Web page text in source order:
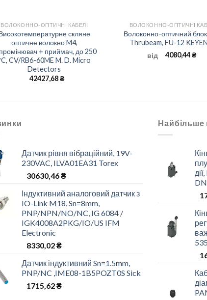
ВОЛОКОННО-ОПТИЧНІ КАБЕЛІ
скляне
оптичне волокно M4,
+ приймач, до 250
CV/RB6-60ME M. D. Micro
Detectors
42427,68₴
ВОЛОКОННО-ОПТИЧНІ
Волоконно-оптичний
Thrubeam, FU-12
від
4080,44₴
Датчик рівня вібраційний, 19V-
230VAC, ILVA01EA31 Torex
30630,46₴
Індуктивний аналоговий датчик з
IO-Link M18, Sn=8mm,
PNP/NPN/NO/NC, IG 6084 /
IGK4008A2PKG/IO/US IFM
Electronic
8330,02₴
Датчик індуктивний Sn=1.5mm,
PNP/NC ,IME08-1B5POZT0S Sick
1715,62₴
Найбільше